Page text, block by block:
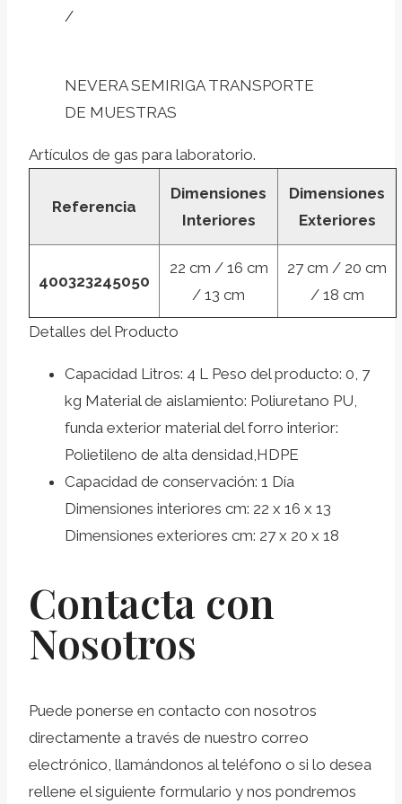
/
NEVERA SEMIRIGA TRANSPORTE
DE MUESTRAS
Artículos de gas para laboratorio.
Referencia
Dimensiones
Interiores
Dimensiones
Exteriores
400323245050
22 cm / 16 cm
/ 13 cm
27 cm / 20 cm
/ 18 cm
Detalles del Producto
Capacidad Litros: 4 L Peso del producto: 0, 7
kg Material de aislamiento: Poliuretano PU,
funda exterior material del forro interior:
Polietileno de alta densidad,HDPE
Capacidad de conservación: 1 Día
Dimensiones interiores cm: 22 x 16 x 13
Dimensiones exteriores cm: 27 x 20 x 18
Contacta con
Nosotros
Puede ponerse en contacto con nosotros
directamente a través de nuestro correo
electrónico, llamándonos al teléfono o si lo desea
rellene el siguiente formulario y nos pondremos